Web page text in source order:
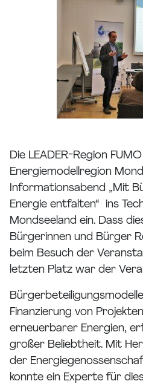
Die LEADER-Region
Energiemodellregion
Informationsabend „Mit
Energie entfalten“ ins
Mondseeland ein. Dass
Bürgerinnen und Bürger
beim Besuch der
letzten Platz war der
Finanzierung von
erneuerbarer Energien,
großer Beliebtheit. Mit
der
konnte ein Experte für